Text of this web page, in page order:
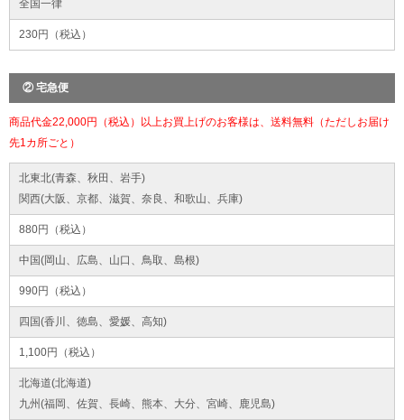
全国一律
230円（税込）
② 宅急便
商品代金22,000円（税込）以上お買上げのお客様は、送料無料（ただしお届け
先1カ所ごと）
北東北(青森、秋田、岩手)
関西(大阪、京都、滋賀、奈良、和歌山、兵庫)
880円（税込）
中国(岡山、広島、山口、鳥取、島根)
990円（税込）
四国(香川、徳島、愛媛、高知)
1,100円（税込）
北海道(北海道)
九州(福岡、佐賀、長崎、熊本、大分、宮崎、鹿児島)